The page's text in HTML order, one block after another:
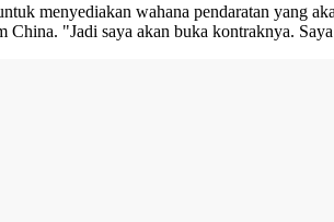
menyediakan wahana pendaratan yang
"Jadi saya akan buka kontraknya.